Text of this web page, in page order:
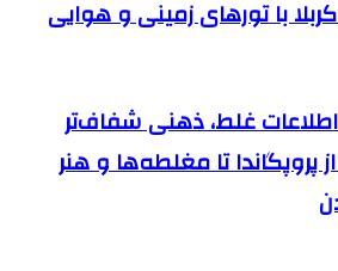
با تورهای زمینی و هوایی
غلط، ذهنی شفاف‌تر
پروپگاندا تا مغلطه‌ها و هنر